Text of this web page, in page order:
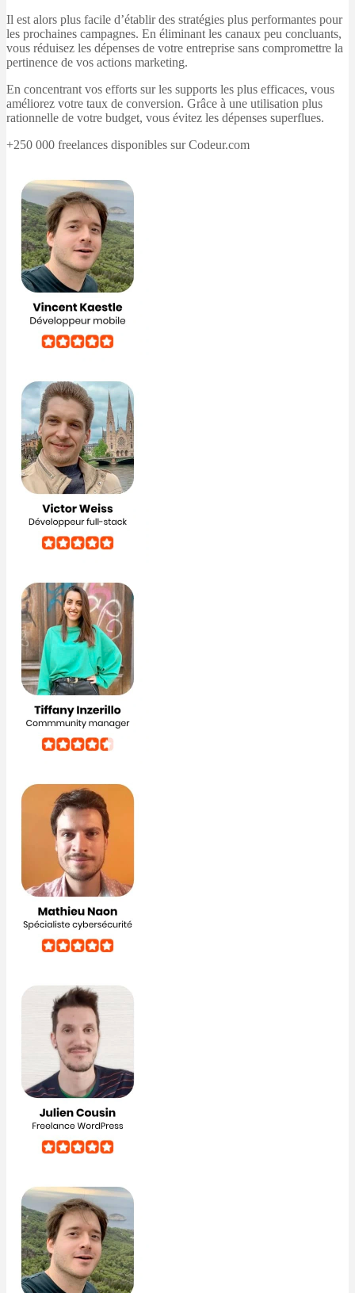
Il est alors plus facile d’établir des stratégies plus performantes pour
les prochaines campagnes. En éliminant les canaux peu concluants,
vous réduisez les dépenses de votre entreprise sans compromettre la
pertinence de vos actions marketing.
En concentrant vos efforts sur les supports les plus efficaces, vous
améliorez votre taux de conversion. Grâce à une utilisation plus
rationnelle de votre budget, vous évitez les dépenses superflues.
+250 000 freelances disponibles sur Codeur.com